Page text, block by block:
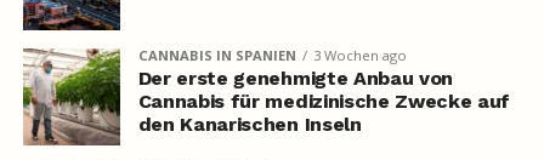
CANNABIS IN SPANIEN 3 Wochen ago
Der erste genehmigte Anbau von
Cannabis für medizinische Zwecke auf
den Kanarischen Inseln